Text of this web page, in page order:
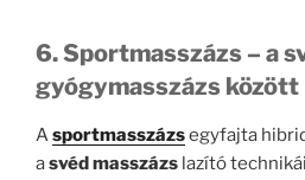
6. Sportmasszázs – a
gyógymasszázs között
Asportmasszázsegyfajta
asvéd masszázs lazító